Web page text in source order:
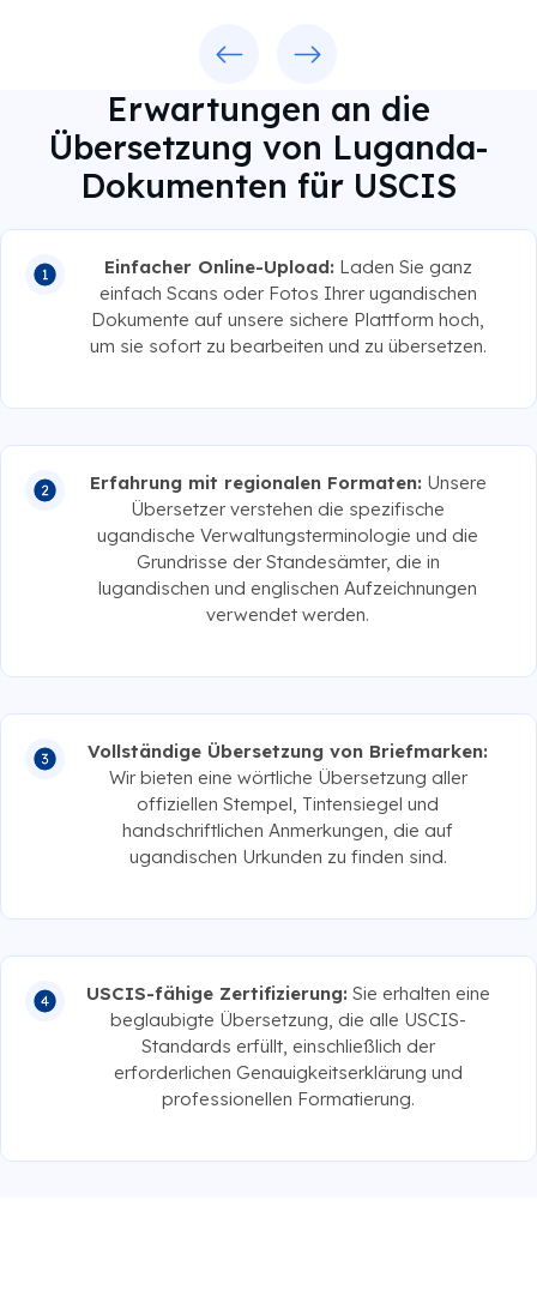
Erwartungen an die
Übersetzung von Luganda-
Dokumenten für USCIS
Einfacher Online-Upload: Laden Sie ganz
einfach Scans oder Fotos Ihrer ugandischen
Dokumente auf unsere sichere Plattform hoch,
um sie sofort zu bearbeiten und zu übersetzen.
Erfahrung mit regionalen Formaten: Unsere
Übersetzer verstehen die spezifische
ugandische Verwaltungsterminologie und die
Grundrisse der Standesämter, die in
lugandischen und englischen Aufzeichnungen
verwendet werden.
Vollständige Übersetzung von Briefmarken:
Wir bieten eine wörtliche Übersetzung aller
offiziellen Stempel, Tintensiegel und
handschriftlichen Anmerkungen, die auf
ugandischen Urkunden zu finden sind.
USCIS-fähige Zertifizierung: Sie erhalten eine
beglaubigte Übersetzung, die alle USCIS-
Standards erfüllt, einschließlich der
erforderlichen Genauigkeitserklärung und
professionellen Formatierung.